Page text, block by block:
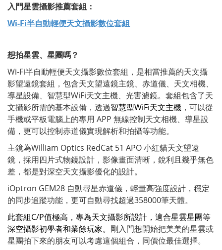
入門星雲攝影推薦套組：
Wi-Fi半自動輕便天文攝影數位套組
想拍星雲、星團嗎？
Wi-Fi半自動輕便天文攝影數位套組，是相當推薦的天文攝
影望遠鏡套組，包含天文望遠鏡主鏡、赤道儀、天文相機、
導星設備、智慧型WiFi天文主機、光害濾鏡。套組包含了天
文攝影所需的基本設備，透過智慧型WiFi天文主機 ，可以從
手機或平板電腦上的專用 APP 無線控制天文相機、導星設
備，更可以控制赤道儀實現解析和拍攝等功能。
主鏡為William Optics RedCat 51 APO 小紅貓天文望遠
鏡，採用四片式物鏡設計，影像畫面清晰，銳利且幾乎無色
差，都是對深空天文攝影優化的設計。
iOptron GEM28 自動尋星赤道儀，輕量高強度設計，穩定
的同步追蹤功能，更可自動尋找超過358000筆天體。
此套組C/P值極高，專為天文攝影所設計，適合星雲星團等
深空攝影初學者和業餘玩家。 剛入門想開始把美美的星雲或
星團拍下來的朋友可以考慮這個組合，同價位最佳選擇。